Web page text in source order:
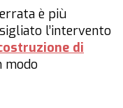
è più
l’intervento
di
modo